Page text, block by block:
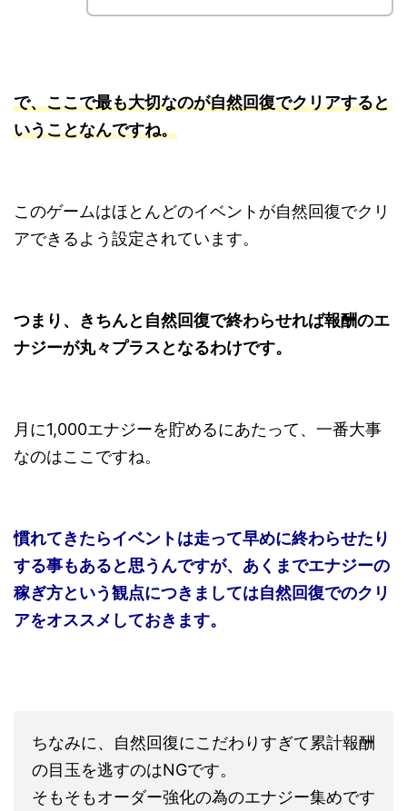
で、ここで最も大切なのが自然回復でクリアすると
いうことなんですね。
このゲームはほとんどのイベントが自然回復でクリ
アできるよう設定されています。
つまり、きちんと自然回復で終わらせれば報酬のエ
ナジーが丸々プラスとなるわけです。
月に1,000エナジーを貯めるにあたって、一番大事
なのはここですね。
慣れてきたらイベントは走って早めに終わらせたり
する事もあると思うんですが、あくまでエナジーの
稼ぎ方という観点につきましては自然回復でのクリ
アをオススメしておきます。
ちなみに、自然回復にこだわりすぎて累計報酬
の目玉を逃すのはNGです。
そもそもオーダー強化の為のエナジー集めです